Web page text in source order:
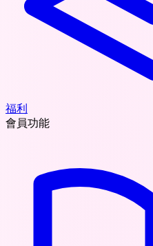
福利
會員功能